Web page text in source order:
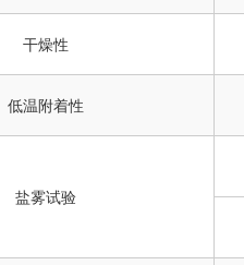
干燥性
低温附着性
盐雾试验